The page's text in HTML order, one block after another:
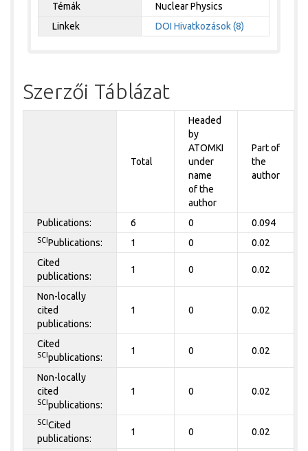
Témák
Nuclear Physics
Linkek
DOI Hivatkozások (8)
Szerzői Táblázat
Total
Headed
by
ATOMKI
under
name
of the
author
Part of
the
author
Publications: 6 0 0.094
SCIPublications: 1 0 0.02
Cited
publications:
1 0 0.02
Non-locally
cited
publications:
1 0 0.02
Cited
SCIpublications:
1 0 0.02
Non-locally
cited
SCIpublications:
1 0 0.02
SCICited
publications:
1 0 0.02